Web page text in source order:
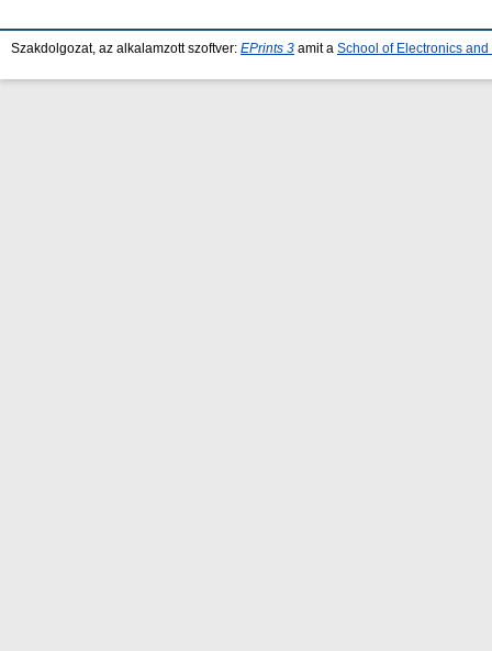
Szakdolgozat, az alkalamzott szoftver: EPrints 3 amit a School of Electronics